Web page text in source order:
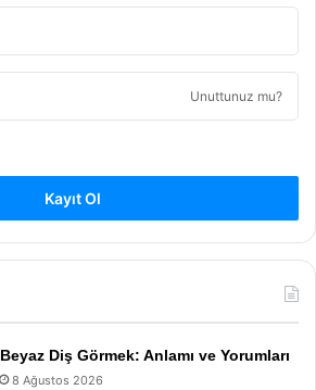
Unuttunuz mu?
Kayıt Ol
Diş Görmek: Anlamı ve Yorumları
8 Ağustos 2026